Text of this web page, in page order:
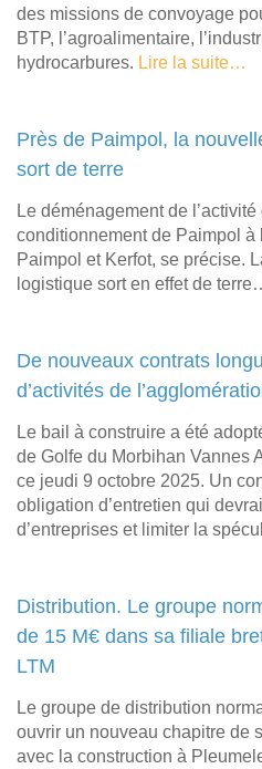
des missions de convoyage
BTP, l’agroalimentaire,
hydrocarbures. Lire la suite…
Près de Paimpol, la
sort de terre
Le déménagement de
conditionnement de Paimpol à
Paimpol et Kerfot, se précise.
logistique sort en effet de
De nouveaux contrats
d’activités de
Le bail à construire a été
de Golfe du Morbihan Vannes
ce jeudi 9 octobre 2025. Un
obligation d’entretien qui
d’entreprises et limiter la
Distribution. Le groupe
de 15 M€ dans sa filiale
LTM
Le groupe de distribution
ouvrir un nouveau chapitre de
avec la construction à